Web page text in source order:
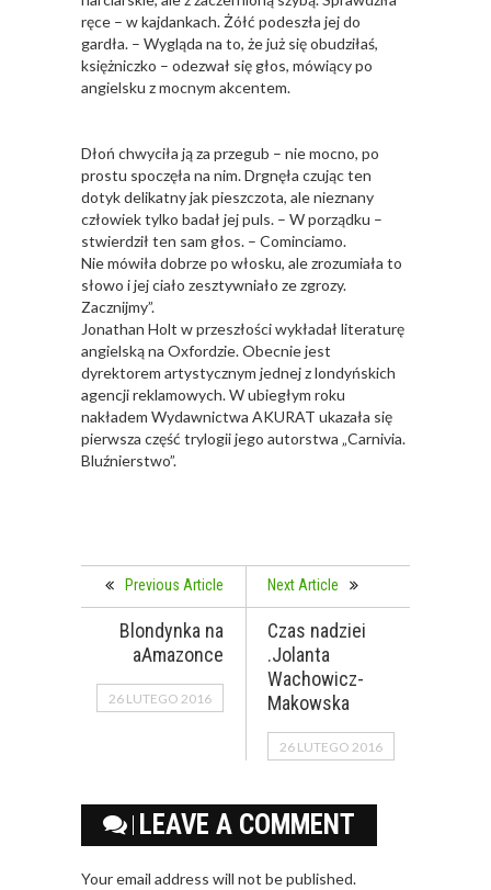
ręce – w kajdankach. Żółć podeszła jej do
gardła. – Wygląda na to, że już się obudziłaś,
księżniczko – odezwał się głos, mówiący po
angielsku z mocnym akcentem.
Dłoń chwyciła ją za przegub – nie mocno, po
prostu spoczęła na nim. Drgnęła czując ten
dotyk delikatny jak pieszczota, ale nieznany
człowiek tylko badał jej puls. – W porządku –
stwierdził ten sam głos. – Cominciamo.
Nie mówiła dobrze po włosku, ale zrozumiała to
słowo i jej ciało zesztywniało ze zgrozy.
Zacznijmy”.
Jonathan Holt w przeszłości wykładał literaturę
angielską na Oxfordzie. Obecnie jest
dyrektorem artystycznym jednej z londyńskich
agencji reklamowych. W ubiegłym roku
nakładem Wydawnictwa AKURAT ukazała się
pierwsza część trylogii jego autorstwa „Carnivia.
Bluźnierstwo”.
Previous Article
Blondynka na
aAmazonce
26 LUTEGO 2016
Next Article
Czas nadziei
.Jolanta
Wachowicz-
Makowska
26 LUTEGO 2016
LEAVE A COMMENT
Your email address will not be published.